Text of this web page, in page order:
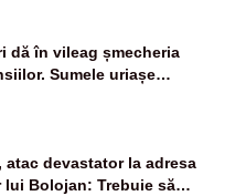
dă în vileag șmecheria
Sumele uriașe
român
atac devastator la adresa
Bolojan: Trebuie să